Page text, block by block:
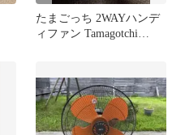
たまごっち 2WAYハンデ
ィファン Tamagotchi